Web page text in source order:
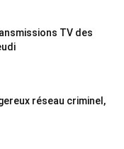
TV des
réseau criminel,